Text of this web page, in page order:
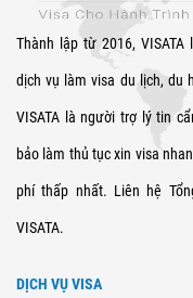
Thành lập từ 2016,
dịch vụ làm visa du lịch, du
VISATA là người trợ lý tin
bảo làm thủ tục xin visa
phí thấp nhất. Liên hệ
VISATA.
DỊCH VỤ VISA